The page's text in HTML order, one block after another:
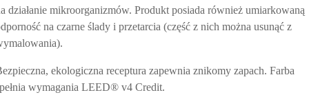
działanie mikroorganizmów. Produkt posiada również umiarkowaną
na czarne ślady i przetarcia (część z nich można usunąć z
ekologiczna receptura zapewnia znikomy zapach. Farba
wymagania LEED® v4 Credit.